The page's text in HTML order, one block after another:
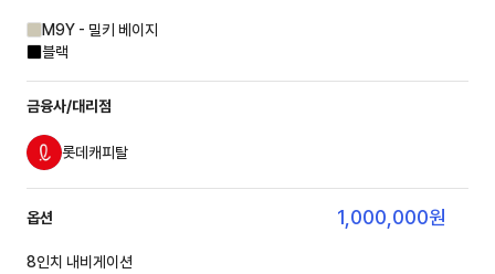
M9Y - 밀키 베이지
블랙
금융사/대리점
롯데캐피탈
옵션 1,000,000원
8인치 내비게이션